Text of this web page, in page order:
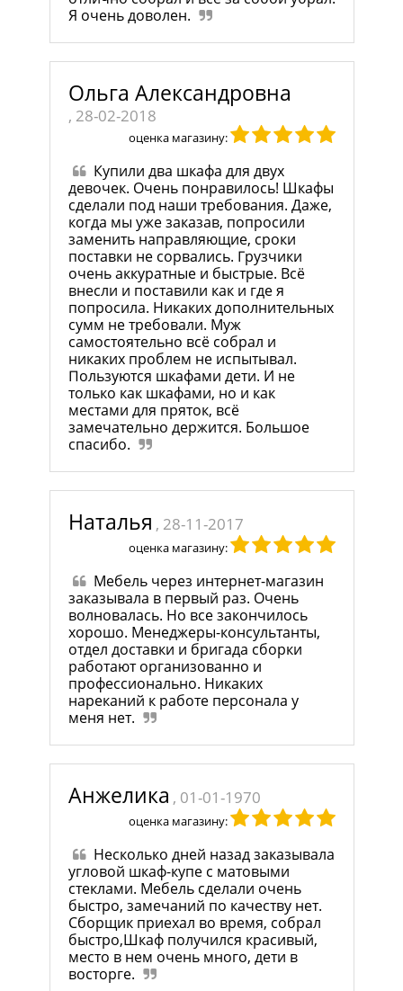
Я очень доволен.
Ольга Александровна
, 28-02-2018
оценка магазину:
Купили два шкафа для двух
девочек. Очень понравилось! Шкафы
сделали под наши требования. Даже,
когда мы уже заказав, попросили
заменить направляющие, сроки
поставки не сорвались. Грузчики
очень аккуратные и быстрые. Всё
внесли и поставили как и где я
попросила. Никаких дополнительных
сумм не требовали. Муж
самостоятельно всё собрал и
никаких проблем не испытывал.
Пользуются шкафами дети. И не
только как шкафами, но и как
местами для пряток, всё
замечательно держится. Большое
спасибо.
Наталья , 28-11-2017
оценка магазину:
Мебель через интернет-магазин
заказывала в первый раз. Очень
волновалась. Но все закончилось
хорошо. Менеджеры-консультанты,
отдел доставки и бригада сборки
работают организованно и
профессионально. Никаких
нареканий к работе персонала у
меня нет.
Анжелика , 01-01-1970
оценка магазину:
Несколько дней назад заказывала
угловой шкаф-купе с матовыми
стеклами. Мебель сделали очень
быстро, замечаний по качеству нет.
Сборщик приехал во время, собрал
быстро,Шкаф получился красивый,
место в нем очень много, дети в
восторге.